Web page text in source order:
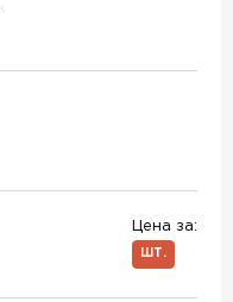
Цена за:
ШТ.